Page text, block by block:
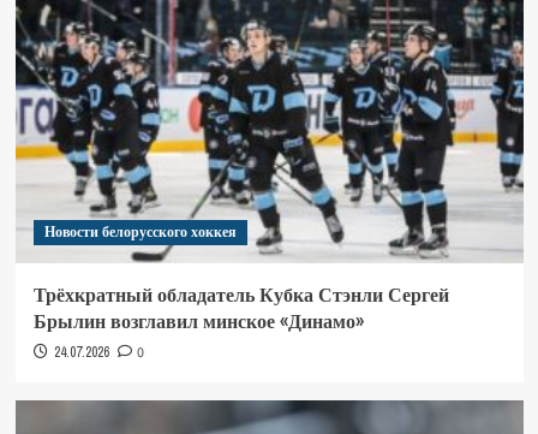
Новости белорусского хоккея
Трёхкратный обладатель Кубка Стэнли Сергей
Брылин возглавил минское «Динамо»
24.07.2026 0